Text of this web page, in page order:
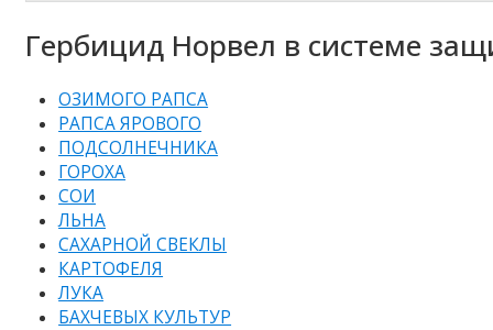
Гербицид Норвел в системе
ОЗИМОГО РАПСА
РАПСА ЯРОВОГО
ПОДСОЛНЕЧНИКА
ГОРОХА
СОИ
ЛЬНА
САХАРНОЙ СВЕКЛЫ
КАРТОФЕЛЯ
ЛУКА
БАХЧЕВЫХ КУЛЬТУР